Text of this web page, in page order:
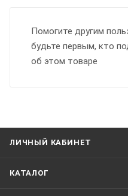
Помогите другим
будьте первым, кто
об этом товаре
ЛИЧНЫЙ КАБИНЕТ
КАТАЛОГ